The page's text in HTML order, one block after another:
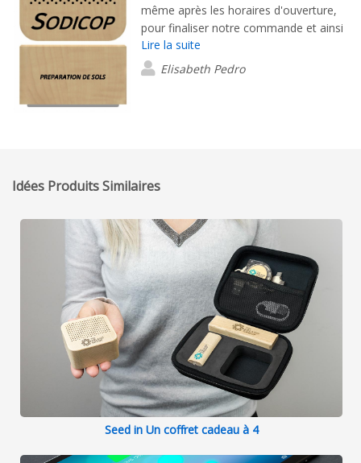
même après les horaires d'ouverture,
pour finaliser notre commande et ainsi
nous permettre de la recevoir très
rapidement et avant Noël. Nous avons
commandé des petites enceintes en
Lire la suite
Elisabeth Pedro
Idées Produits Similaires
Seed in Un coffret cadeau à 4